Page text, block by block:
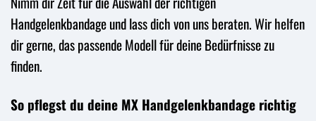
Handgelenkbandage und lass dich von uns beraten. Wir helfen
dir gerne, das passende Modell für deine Bedürfnisse zu
finden.
So pflegst du deine MX Handgelenkbandage richtig